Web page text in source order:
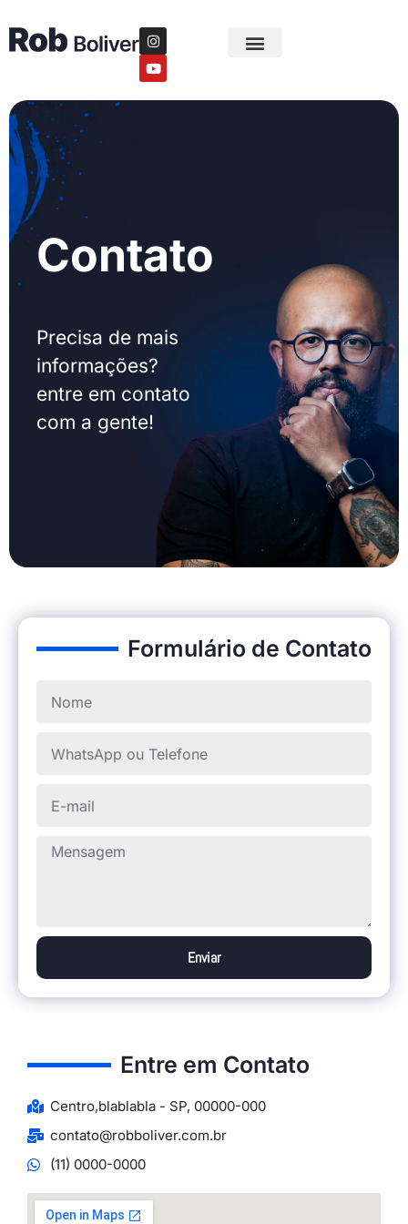
Contato
Precisa de mais
informações?
entre em contato
com a gente!
Formulário de Contato
Enviar
Entre em Contato
Centro,blablabla - SP, 00000-000
contato@robboliver.com.br
(11) 0000-0000